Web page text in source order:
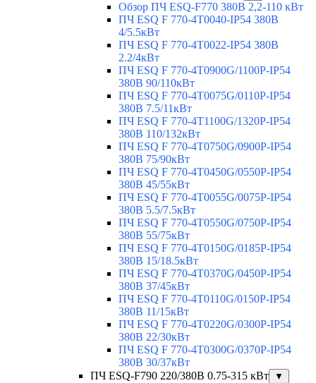
Обзор ПЧ ESQ-F770 380В 2,2-110 кВт
ПЧ ESQ F 770-4T0040-IP54 380В
4/5.5кВт
ПЧ ESQ F 770-4T0022-IP54 380В
2.2/4кВт
ПЧ ESQ F 770-4Т0900G/1100P-IP54
380В 90/110кВт
ПЧ ESQ F 770-4T0075G/0110P-IP54
380В 7.5/11кВт
ПЧ ESQ F 770-4T1100G/1320P-IP54
380В 110/132кВт
ПЧ ESQ F 770-4T0750G/0900P-IP54
380В 75/90кВт
ПЧ ESQ F 770-4T0450G/0550P-IP54
380В 45/55кВт
ПЧ ESQ F 770-4T0055G/0075P-IP54
380В 5.5/7.5кВт
ПЧ ESQ F 770-4T0550G/0750P-IP54
380В 55/75кВт
ПЧ ESQ F 770-4T0150G/0185P-IP54
380В 15/18.5кВт
ПЧ ESQ F 770-4T0370G/0450P-IP54
380В 37/45кВт
ПЧ ESQ F 770-4T0110G/0150P-IP54
380В 11/15кВт
ПЧ ESQ F 770-4T0220G/0300P-IP54
380В 22/30кВт
ПЧ ESQ F 770-4T0300G/0370P-IP54
380В 30/37кВт
ПЧ ESQ-F790 220/380В 0.75-315 кВт
▼